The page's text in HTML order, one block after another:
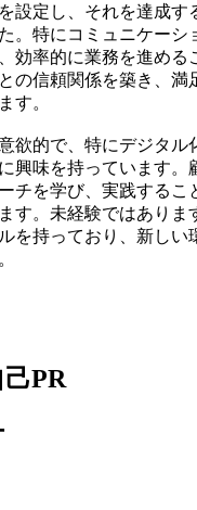
設定し、それを達成す
。特にコミュニケーシ
効率的に業務を進める
の信頼関係を築き、満
す。
欲的で、特にデジタル
興味を持っています。
チを学び、実践するこ
す。未経験ではありま
を持っており、新しい
己PR